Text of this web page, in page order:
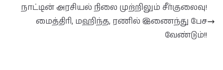
நாட்டின் அரசியல் நிலை முற்றிலும் சீர்குலைவு!
மைத்திரி, மஹிந்த, ரணில் இணைந்து பேச
வேண்டும்!!